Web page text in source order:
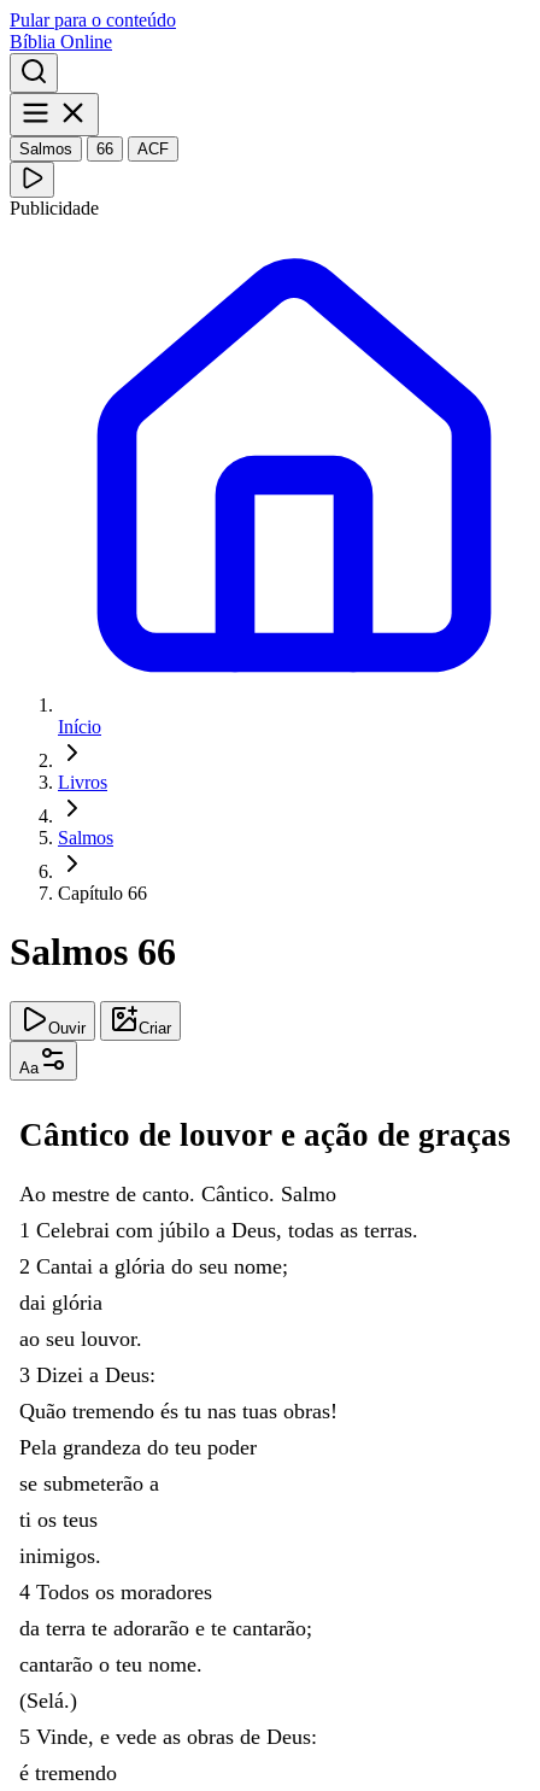
Pular para o conteúdo
Bíblia Online
Salmos 66 ACF
Publicidade
Início
Livros
Salmos
Capítulo 66
Salmos 66
Ouvir Criar
Aa
Cântico de louvor e ação de graças
Ao mestre de canto. Cântico. Salmo
1 Celebrai com júbilo a Deus, todas as terras.
2 Cantai a glória do seu nome;
dai glória
ao seu louvor.
3 Dizei a Deus:
Quão tremendo és tu nas tuas obras!
Pela grandeza do teu poder
se submeterão a
ti os teus
inimigos.
4 Todos os moradores
da terra te adorarão e te cantarão;
cantarão o teu nome.
(Selá.)
5 Vinde, e vede as obras de Deus:
é tremendo